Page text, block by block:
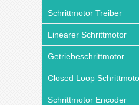
Schrittmotor Treiber
Linearer Schrittmotor
Getriebeschrittmotor
Closed Loop
Schrittmotor Encoder